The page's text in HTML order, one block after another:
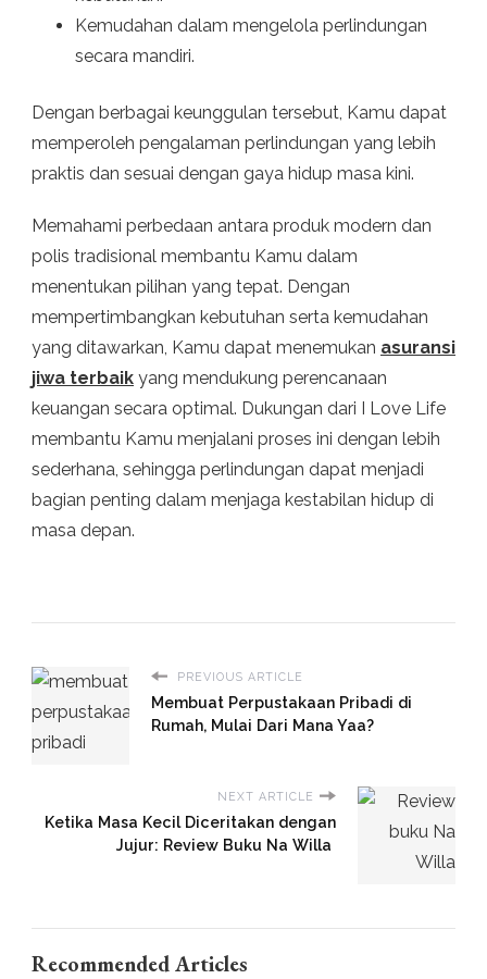
Kemudahan dalam mengelola perlindungan
secara mandiri.
Dengan berbagai keunggulan tersebut, Kamu dapat
memperoleh pengalaman perlindungan yang lebih
praktis dan sesuai dengan gaya hidup masa kini.
Memahami perbedaan antara produk modern dan
polis tradisional membantu Kamu dalam
menentukan pilihan yang tepat. Dengan
mempertimbangkan kebutuhan serta kemudahan
yang ditawarkan, Kamu dapat menemukan asuransi
jiwa terbaik yang mendukung perencanaan
keuangan secara optimal. Dukungan dari I Love Life
membantu Kamu menjalani proses ini dengan lebih
sederhana, sehingga perlindungan dapat menjadi
bagian penting dalam menjaga kestabilan hidup di
masa depan.
PREVIOUS ARTICLE
Membuat Perpustakaan Pribadi di
Rumah, Mulai Dari Mana Yaa?
NEXT ARTICLE
Ketika Masa Kecil Diceritakan dengan
Jujur: Review Buku Na Willa
Recommended Articles